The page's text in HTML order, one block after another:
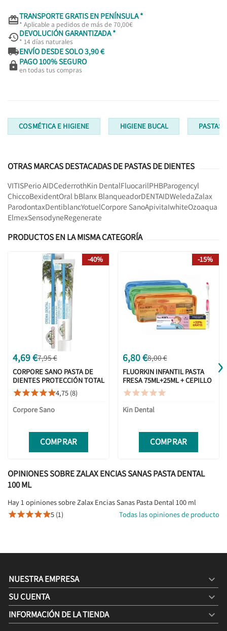
TRANSPORTE GRATIS EN PENÍNSULA *
* Aplicable a pedidos de más de 70,00€
DEVOLUCIÓN GARANTIZADA *
* 14 días naturales
ENVÍO DESDE SOLO 3,90 €
 PAGO 100% SEGURO
en todas tus compras
COSMÉTICA E HIGIENE HIGIENE BUCAL PASTAS
OTRAS MARCAS DESTACADAS DE PASTAS DE DIENTES
VITISPerio AIDCederrothKin DentalFluocarilPHBParogencyl
ChiccoBexidentOral bBlanx BlanqueadorDENTAIDWeledaZalax
ParodontaxDentiblancYotuelCorpore SanoApivitaIwhiteOzoaqua
ElmexSensodyneRegenerate
PRODUCTOS EN LA MISMA CATEGORÍA
4,69 €7,95 €
CORPORE SANO PASTA DE
DIENTES PROTECCIÓN TOTAL
75ML
4,75 (8)
Corpore Sano
COMPRAR
-40%
6,80 €8,00 €
FLUORKIN INFANTIL PASTA
FRESA 75ML+25ML + CEPILLO
+ NECESER

Kin Dental
COMPRAR
-15%
›
OPINIONES SOBRE ZALAX ENCIAS SANAS PASTA DENTAL
100 ML
Hay 1 opiniones sobre Zalax Encias Sanas Pasta Dental 100 ml
5 (1) Todas las opiniones de producto
NUESTRA EMPRESA 
SU CUENTA 
INFORMACIÓN DE LA TIENDA keyboard_arrow_down